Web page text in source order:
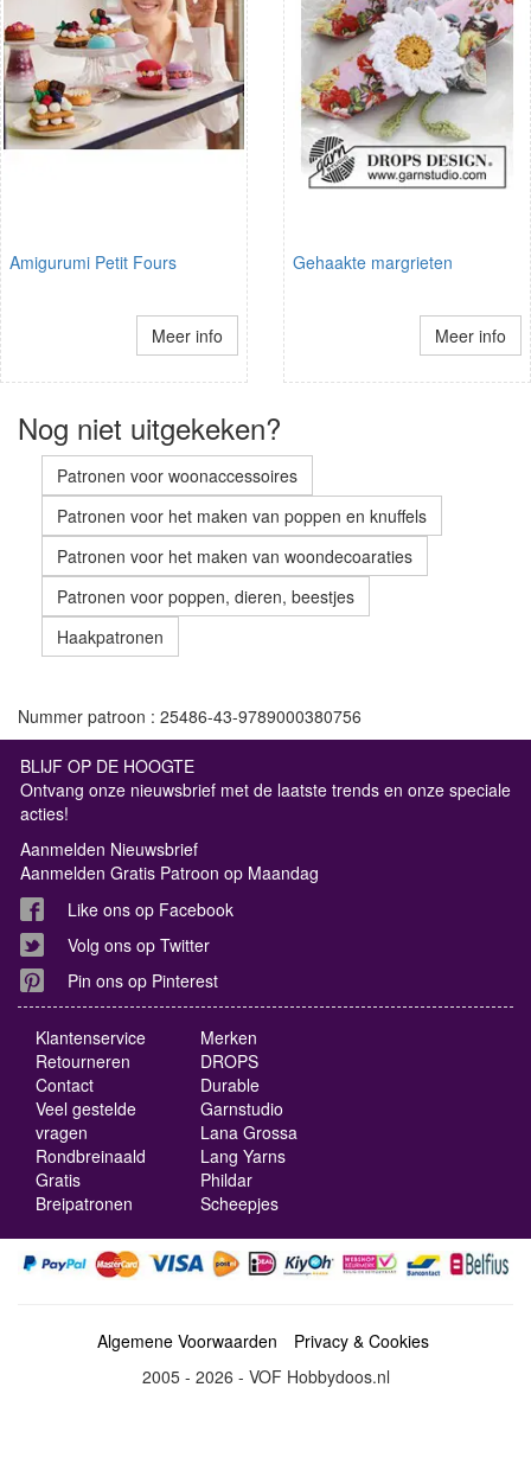
Amigurumi Petit Fours
Meer info
Gehaakte margrieten
Meer info
Nog niet uitgekeken?
Patronen voor woonaccessoires
Patronen voor het maken van poppen en knuffels
Patronen voor het maken van woondecoaraties
Patronen voor poppen, dieren, beestjes
Haakpatronen
Nummer patroon : 25486-43-9789000380756
BLIJF OP DE HOOGTE
Ontvang onze nieuwsbrief met de laatste trends en onze speciale
acties!
Aanmelden Nieuwsbrief
Aanmelden Gratis Patroon op Maandag
Like ons op Facebook
Volg ons op Twitter
Pin ons op Pinterest
Klantenservice
Retourneren
Contact
Veel gestelde
vragen
Rondbreinaald
Gratis
Breipatronen
Merken
DROPS
Durable
Garnstudio
Lana Grossa
Lang Yarns
Phildar
Scheepjes
Algemene Voorwaarden
Privacy & Cookies
2005 - 2026 - VOF Hobbydoos.nl